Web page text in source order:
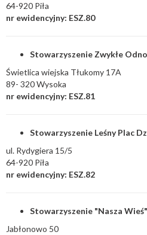
64-920 Piła
nr ewidencyjny: ESZ.80
Stowarzyszenie Zwykłe
Świetlica wiejska Tłukomy 17A
89- 320 Wysoka
nr ewidencyjny: ESZ.81
Stowarzyszenie Leśny Plac
ul. Rydygiera 15/5
64-920 Piła
nr ewidencyjny: ESZ.82
Stowarzyszenie "Nasza
Jabłonowo 50